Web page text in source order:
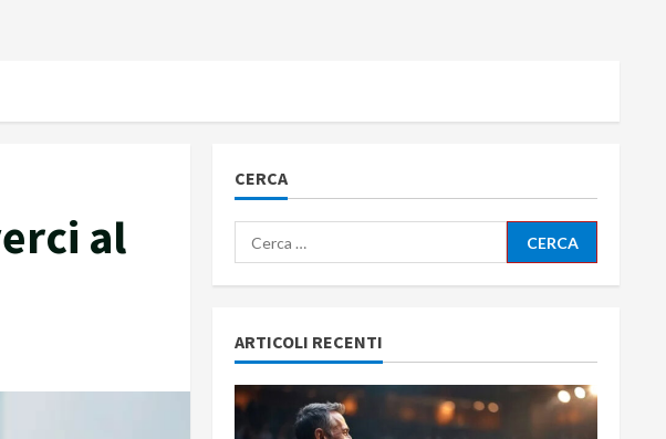
al
CERCA
Ricerca
per:
ARTICOLI RECENTI